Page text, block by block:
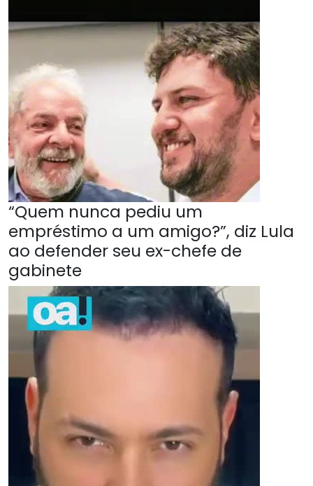
“Quem nunca pediu um
empréstimo a um amigo?”, diz Lula
ao defender seu ex-chefe de
gabinete